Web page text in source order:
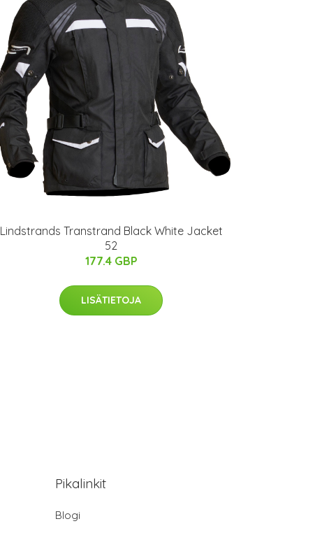
Lindstrands Transtrand Black White Jacket
52
177.4 GBP
LISÄTIETOJA
Pikalinkit
Blogi